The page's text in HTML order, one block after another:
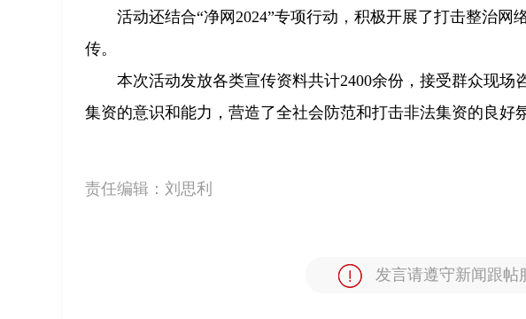
活动还结合“净网2024”专项行动，积极开展了打击整治
传。
本次活动发放各类宣传资料共计2400余份，接受群众现
集资的意识和能力，营造了全社会防范和打击非法集资的良好
责任编辑： 刘思利
发言请遵守新闻跟帖